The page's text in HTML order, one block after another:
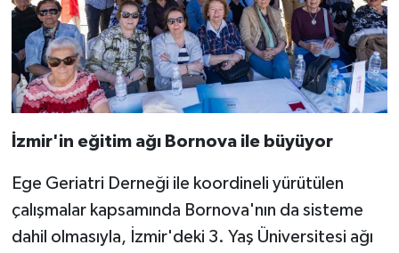
İzmir'in eğitim ağı Bornova ile büyüyor
Ege Geriatri Derneği ile koordineli yürütülen
çalışmalar kapsamında Bornova'nın da sisteme
dahil olmasıyla, İzmir'deki 3. Yaş Üniversitesi ağı